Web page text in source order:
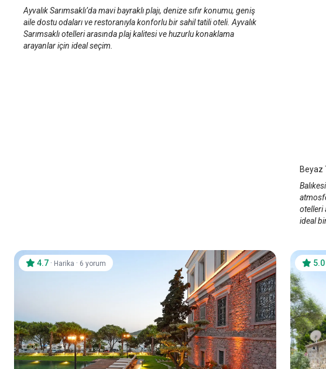
Ayvalık Sarımsaklı’da mavi bayraklı plajı, denize sıfır konumu, geniş
aile dostu odaları ve restoranıyla konforlu bir sahil tatili oteli. Ayvalık
Sarımsaklı otelleri arasında plaj kalitesi ve huzurlu konaklama
arayanlar için ideal seçim.
Beyaz
otelleri
ideal
4.7 · Harika · 6 yorum 5.0